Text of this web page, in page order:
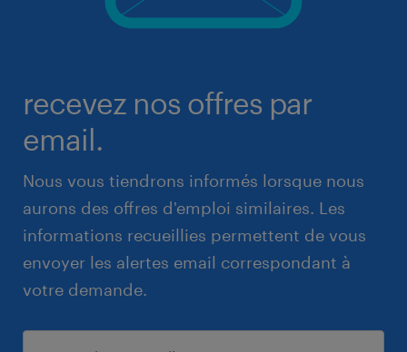
recevez nos offres par
email.
Nous vous tiendrons informés lorsque nous
aurons des offres d'emploi similaires. Les
informations recueillies permettent de vous
envoyer les alertes email correspondant à
votre demande.